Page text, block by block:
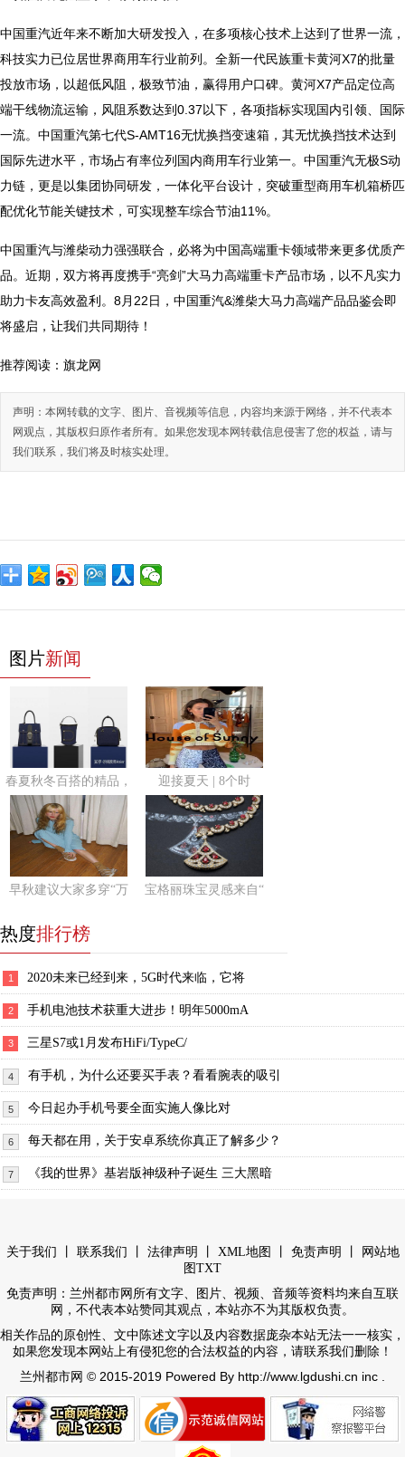
中国重汽近年来不断加大研发投入，在多项核心技术上达到了世界一流，
科技实力已位居世界商用车行业前列。全新一代民族重卡黄河X7的批量
投放市场，以超低风阻，极致节油，赢得用户口碑。黄河X7产品定位高
端干线物流运输，风阻系数达到0.37以下，各项指标实现国内引领、国际
一流。中国重汽第七代S-AMT16无忧换挡变速箱，其无忧换挡技术达到
国际先进水平，市场占有率位列国内商用车行业第一。中国重汽无极S动
力链，更是以集团协同研发，一体化平台设计，突破重型商用车机箱桥匹
配优化节能关键技术，可实现整车综合节油11%。
中国重汽与潍柴动力强强联合，必将为中国高端重卡领域带来更多优质产
品。近期，双方将再度携手“亮剑”大马力高端重卡产品市场，以不凡实力
助力卡友高效盈利。8月22日，中国重汽&潍柴大马力高端产品品鉴会即
将盛启，让我们共同期待！
推荐阅读： 旗龙网
声明：本网转载的文字、图片、音视频等信息，内容均来源于网络，并不代表本
网观点，其版权归原作者所有。如果您发现本网转载信息侵害了您的权益，请与
我们联系，我们将及时核实处理。
图片新闻
春夏秋冬百搭的精品， 迎接夏天 | 8个时
早秋建议大家多穿“万 宝格丽珠宝灵感来自“
热度排行榜
1 2020未来已经到来，5G时代来临，它将
2 手机电池技术获重大进步！明年5000mA
3 三星S7或1月发布HiFi/TypeC/
4 有手机，为什么还要买手表？看看腕表的吸引
5 今日起办手机号要全面实施人像比对
6 每天都在用，关于安卓系统你真正了解多少？
7 《我的世界》基岩版神级种子诞生 三大黑暗
关于我们 联系我们 法律声明 XML地图 免责声明
网站地
图 TXT
免责声明：兰州都市网所有文字、图片、视频、音频等资料均来自互联
网，不代表本站赞同其观点，本站亦不为其版权负责。
相关作品的原创性、文中陈述文字以及内容数据庞杂本站无法一一核实，
如果您发现本网站上有侵犯您的合法权益的内容，请联系我们删除！
兰州都市网 © 2015-2019 Powered By http://www.lgdushi.cn inc .